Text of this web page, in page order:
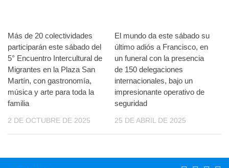
Más de 20 colectividades
participarán este sábado del
5° Encuentro Intercultural de
Migrantes en la Plaza San
Martín, con gastronomía,
música y arte para toda la
familia
2 DE OCTUBRE DE 2025
El mundo da este sábado su
último adiós a Francisco, en
un funeral con la presencia
de 150 delegaciones
internacionales, bajo un
impresionante operativo de
seguridad
25 DE ABRIL DE 2025